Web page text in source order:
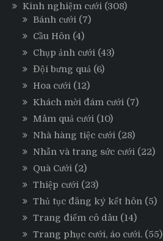
Kinh nghiệm cưới (308)
Bánh cưới (7)
Cầu Hôn (4)
Chụp ảnh cưới (43)
Đội bưng quả (6)
Hoa cưới (12)
Khách mời đám cưới (7)
Mâm quả cưới (10)
Nhà hàng tiệc cưới (28)
Nhẫn và trang sức cưới (22)
Quà Cưới (2)
Thiệp cưới (23)
Thủ tục đăng ký kết hôn (5)
Trang điểm cô dâu (14)
Trang phục cưới, áo cưới. (55)